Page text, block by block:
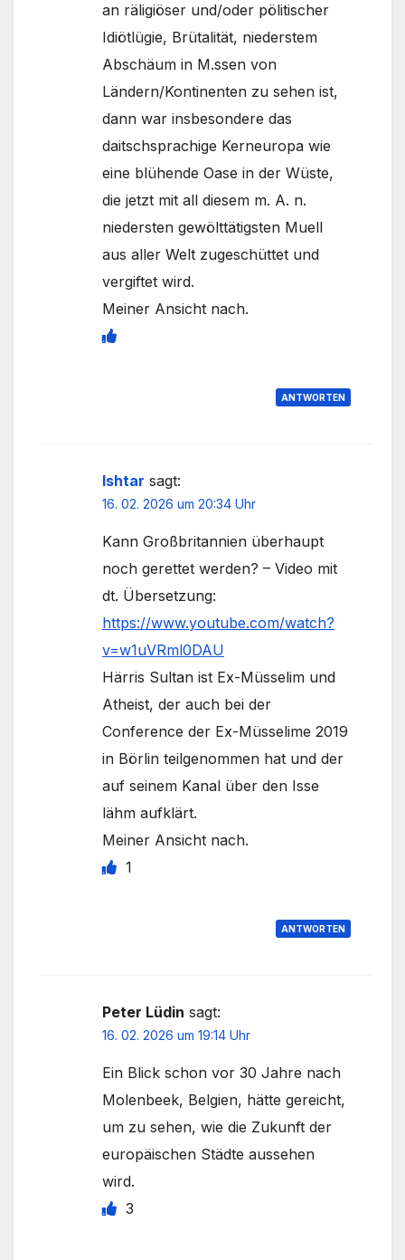
an räligiöser und/oder pölitischer
Idiötlügie, Brütalität, niederstem
Abschäum in M.ssen von
Ländern/Kontinenten zu sehen ist,
dann war insbesondere das
daitschsprachige Kerneuropa wie
eine blühende Oase in der Wüste,
die jetzt mit all diesem m. A. n.
niedersten gewölttätigsten Muell
aus aller Welt zugeschüttet und
vergiftet wird.
Meiner Ansicht nach.
ANTWORTEN
Ishtar sagt:
16. 02. 2026 um 20:34 Uhr
Kann Großbritannien überhaupt
noch gerettet werden? – Video mit
dt. Übersetzung:
https://www.youtube.com/watch?
v=w1uVRml0DAU
Härris Sultan ist Ex-Müsselim und
Atheist, der auch bei der
Conference der Ex-Müsselime 2019
in Börlin teilgenommen hat und der
auf seinem Kanal über den Isse
lähm aufklärt.
Meiner Ansicht nach.
1
ANTWORTEN
Peter Lüdin sagt:
16. 02. 2026 um 19:14 Uhr
Ein Blick schon vor 30 Jahre nach
Molenbeek, Belgien, hätte gereicht,
um zu sehen, wie die Zukunft der
europäischen Städte aussehen
wird.
3